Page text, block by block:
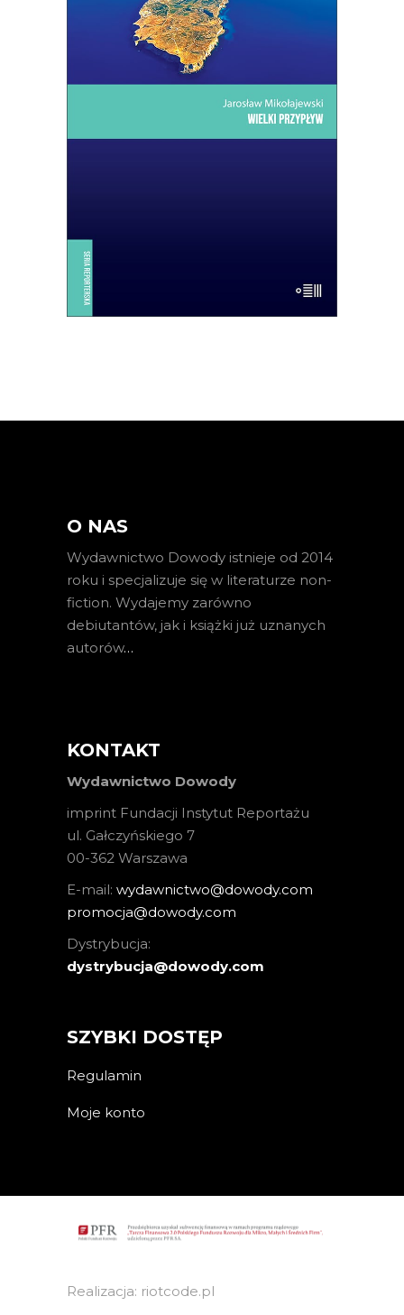
WIELKI PRZYPŁYW
Mikołajewski z czułością i delikatnością
kreśli reporterski portret wyspy –
przedsionka Ziemi Obiecanej
uchodźców. Lampedusa jest kroplą:
skupiają się w niej jak w soczewce
O NAS
Wydawnictwo Dowody istnieje od 2014
roku i specjalizuje się w literaturze non-
fiction. Wydajemy zarówno
debiutantów, jak i książki już uznanych
autorów…
KONTAKT
Wydawnictwo Dowody
imprint Fundacji Instytut Reportażu
ul. Gałczyńskiego 7
00-362 Warszawa
E-mail: wydawnictwo@dowody.com
promocja@dowody.com
Dystrybucja:
dystrybucja@dowody.com
SZYBKI DOSTĘP
Regulamin
Moje konto
Realizacja: riotcode.pl